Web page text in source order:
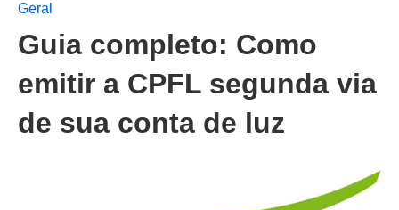
Geral
Guia completo: Como
emitir a CPFL segunda via
de sua conta de luz